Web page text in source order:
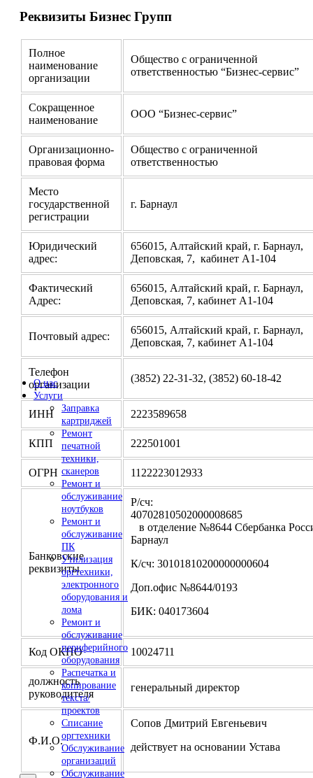
О нас
Услуги
Заправка
картриджей
Ремонт
печатной
техники,
сканеров
Ремонт и
обслуживание
ноутбуков
Ремонт и
обслуживание
ПК
Утилизация
оргтехники,
электронного
оборудования и
лома
Ремонт и
обслуживание
периферийного
оборудования
Распечатка и
копирование
текста/
проектов
Списание
оргтехники
Обслуживание
организаций
Обслуживание
Реквизиты Бизнес Групп
Полное
наименование
организации
Общество с ограниченной
ответственностью “Бизнес-сервис”
Сокращенное
наименование
ООО “Бизнес-сервис”
Организационно-
правовая форма
Общество с ограниченной
ответственностью
Место
государственной
регистрации
г. Барнаул
Юридический
адрес:
656015, Алтайский край, г. Барнаул,
Деповская, 7, кабинет А1-104
Фактический
Адрес:
656015, Алтайский край, г. Барнаул,
Деповская, 7, кабинет А1-104
Почтовый адрес:
656015, Алтайский край, г. Барнаул,
Деповская, 7, кабинет А1-104
Телефон
организации
(3852) 22-31-32, (3852) 60-18-42
ИНН 2223589658
КПП 222501001
ОГРН 1122223012933
Банковские
реквизиты
Р/сч:
в отделение №8644 Сбербанка
Барнаул
К/сч: 30101810200000000604
Доп.офис №8644/0193
БИК: 040173604
Код ОКПО 10024711
должность
руководителя
генеральный директор
Ф.И.О.
Сопов Дмитрий Евгеньевич
действует на основании Устава